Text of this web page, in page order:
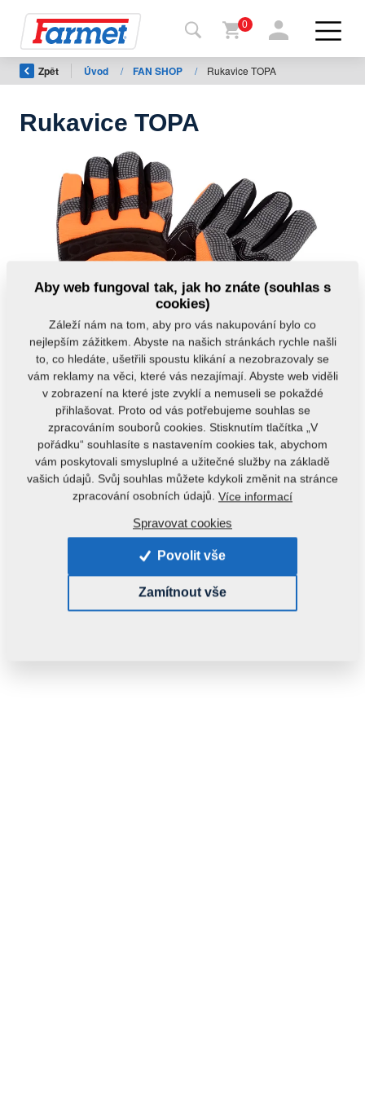
Zpět
na
Moje
stroje
stažení
0
Zpět Úvod / FAN SHOP / Rukavice TOPA
Rukavice TOPA
Kód produktu: r00300
Zjistit dostupnost
0,1210 kg
ks: Do košíku
Aby web fungoval tak, jak ho znáte (souhlas s
cookies)
Záleží nám na tom, aby pro vás nakupování bylo co
nejlepším zážitkem. Abyste na našich stránkách rychle našli
to, co hledáte, ušetřili spoustu klikání a nezobrazovaly se
vám reklamy na věci, které vás nezajímají. Abyste web viděli
v zobrazení na které jste zvyklí a nemuseli se pokaždé
přihlašovat. Proto od vás potřebujeme souhlas se
zpracováním souborů cookies. Stisknutím tlačítka „V
pořádku“ souhlasíte s nastavením cookies tak, abychom
vám poskytovali smysluplné a užitečné služby na základě
vašich údajů. Svůj souhlas můžete kdykoli změnit na stránce
zpracování osobních údajů. Více informací
Spravovat cookies
Povolit vše
Zamítnout vše